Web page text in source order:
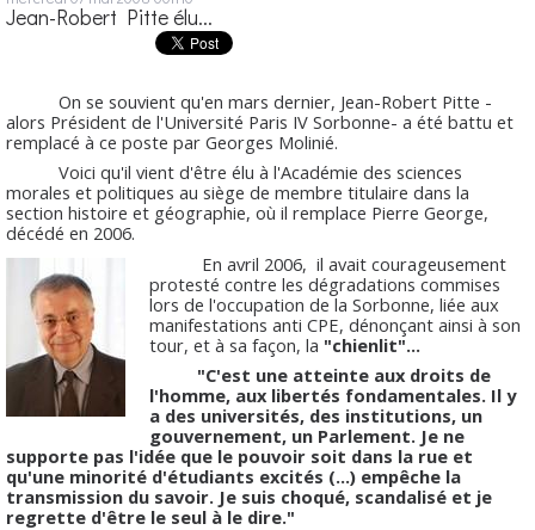
Jean-Robert Pitte élu...
On se souvient qu'en mars dernier, Jean-Robert Pitte -
alors Président de l'Université Paris IV Sorbonne- a été battu et
remplacé à ce poste par Georges Molinié.
Voici qu'il vient d'être élu à l'Académie des sciences
morales et politiques au siège de membre titulaire dans la
section histoire et géographie, où il remplace Pierre George,
décédé en 2006.
En avril 2006, il avait courageusement
protesté contre les dégradations commises
lors de l'occupation de la Sorbonne, liée aux
manifestations anti CPE, dénonçant ainsi à son
tour, et à sa façon, la "chienlit"...
"C'est une atteinte aux droits de
l'homme, aux libertés fondamentales. Il y
a des universités, des institutions, un
gouvernement, un Parlement. Je ne
supporte pas l'idée que le pouvoir soit dans la rue et
qu'une minorité d'étudiants excités (...) empêche la
transmission du savoir. Je suis choqué, scandalisé et je
regrette d'être le seul à le dire."